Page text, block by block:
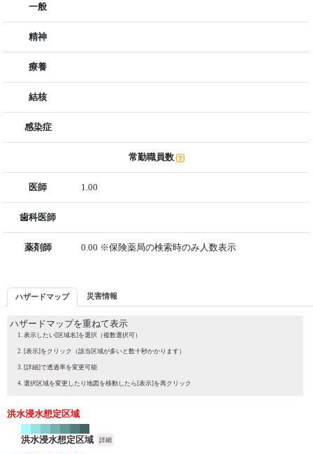
一般
精神
療養
結核
感染症
常勤職員数
医師 1.00
歯科医師
薬剤師 0.00 ※保険薬局の検索時のみ人数表示
ハザードマップ 災害情報
ハザードマップを重ねて表示
表示したい[区域名]を選択（複数選択可）
[表示]をクリック（該当区域が多いと数十秒かかります）
[詳細]で透過率を変更可能
選択区域を変更したり地図を移動したら[表示]を再クリック
洪水浸水想定区域
洪水浸水想定区域 詳細